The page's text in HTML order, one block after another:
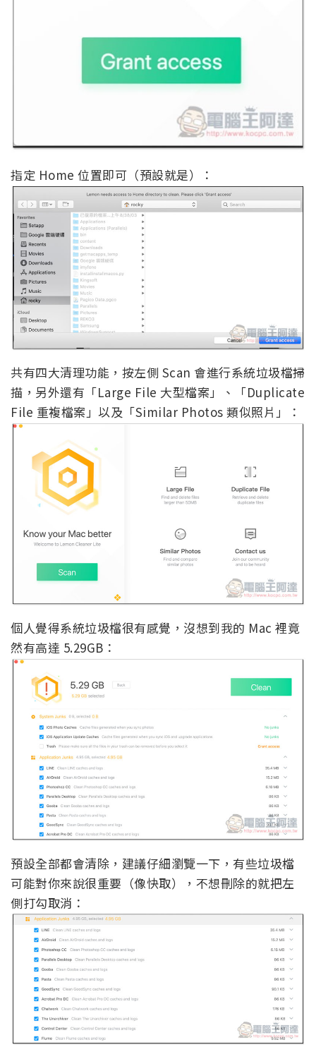
指定 Home 位置即可（預設就是）：
共有四大清理功能，按左側 Scan 會進行系統垃圾檔掃
描，另外還有「Large File 大型檔案」、「Duplicate
File 重複檔案」以及「Similar Photos 類似照片」：
個人覺得系統垃圾檔很有感覺，沒想到我的 Mac 裡竟
然有高達 5.29GB：
預設全部都會清除，建議仔細瀏覽一下，有些垃圾檔
可能對你來說很重要（像快取），不想刪除的就把左
側打勾取消：